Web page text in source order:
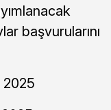
başvurularını
2025